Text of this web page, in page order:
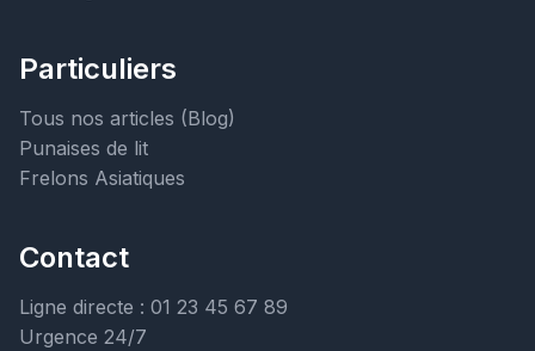
Particuliers
Tous nos articles (Blog)
Punaises de lit
Frelons Asiatiques
Contact
Ligne directe : 01 23 45 67 89
Urgence 24/7